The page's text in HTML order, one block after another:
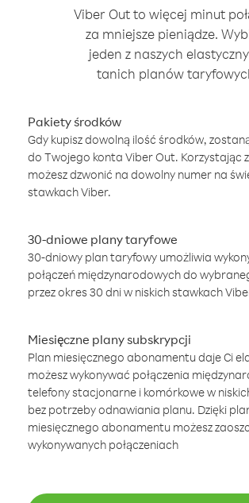
Viber Out to więcej minut
za mniejsze pieniądze.
jeden z naszych
tanich planów
Pakiety środków
Gdy kupisz dowolną ilość środków,
do Twojego konta Viber Out. Korzystając
możesz dzwonić na dowolny numer na
stawkach Viber.
30-dniowe plany taryfowe
30-dniowy plan taryfowy umożliwia
połączeń międzynarodowych do
przez okres 30 dni w niskich stawkach
Miesięczne plany subskrypcji
Plan miesięcznego abonamentu daje Ci
możesz wykonywać połączenia
telefony stacjonarne i komórkowe w
bez potrzeby odnawiania planu. Dzięki
miesięcznego abonamentu możesz
wykonywanych połączeniach